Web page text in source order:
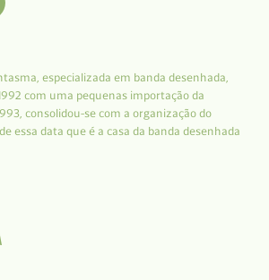
especializada em banda desenhada,
com uma pequenas importação da
consolidou-se com a organização do
essa data que é a casa da banda desenhada